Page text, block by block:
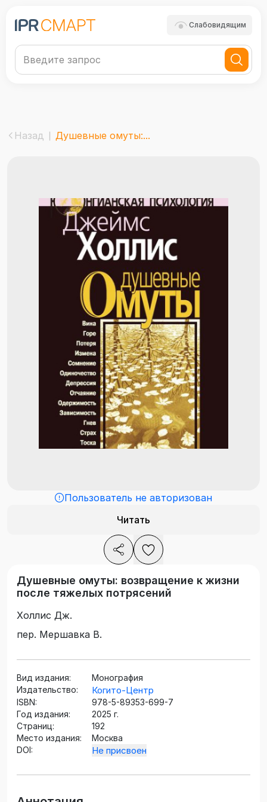
Слабовидящим
Назад Душевные омуты:...
Пользователь не авторизован
Читать
Душевные омуты: возвращение к жизни
после тяжелых потрясений
Холлис Дж.
пер. Мершавка В.
Вид издания:
Монография
Издательство:
Когито-Центр
ISBN:
978-5-89353-699-7
Год издания:
2025 г.
Страниц:
192
Место издания:
Москва
DOI:
Не присвоен